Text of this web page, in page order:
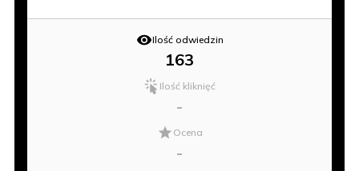
Ilość odwiedzin
163
Ilość kliknięć
-
Ocena
-